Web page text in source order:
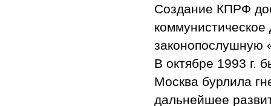
Создание КПРФ
законопослушную
В октябре 1993 г.
Москва бурлила
дальнейшее